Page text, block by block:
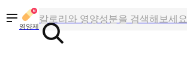
영양제
칼로리와 영양성분을 검색해보세요
혈당 · 다이어트 음식 검색해보세요